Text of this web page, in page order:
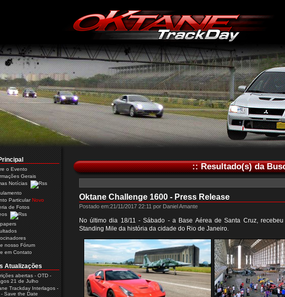
:: Resultado(s) da
Oktane Challenge 1600 - Press Release
Postado em:21/11/2017 22:11 por Daniel Amante
No último dia 18/11 - Sábado - a Base Aérea de Santa Cruz,
Standing Mile da história da cidade do Rio de Janeiro.
o Evento
Gerais
Notícias
ParticularNovo
de Fotos
nosso Fórum
em Contato
Atualizações
abertas - OTD -
21 de Julho
Trackday Interlagos -
Save the Date